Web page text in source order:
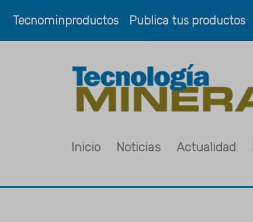
Tecnominproductos Publica tus productos
Inicio Noticias Actualidad